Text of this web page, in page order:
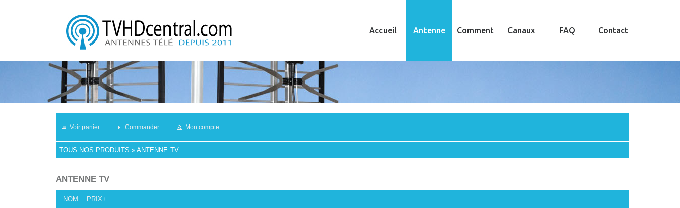
Accueil Antenne Comment Canaux FAQ Contact
Voir panier Commander Mon compte
TOUS NOS PRODUITS »ANTENNE TV
ANTENNE TV
NOM PRIX+